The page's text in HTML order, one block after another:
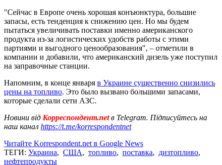
"Сейчас в Европе очень хорошая конъюнктура, большие
запасы, есть тенденция к снижению цен. Но мы будем
пытаться увеличивать поставки именно американского
продукта из-за логистических удобств работы с этими
партиями и выгодного ценообразования", – отметили в
компании и добавили, что американский дизель уже поступил
на заправочные станции.
Напомним, в конце января в Украине существенно снизились
цены на топливо. Это было вызвано большими запасами,
которые сделали сети АЗС.
Новини від Корреспондент.netв Telegram. Підписуйтесь на
наш канал https://t.me/korrespondentnet
Читайте Korrespondent.net в Google News
ТЕГИ: Украина, США, топливо, поставка, дизтопливо,
нефтепродукты